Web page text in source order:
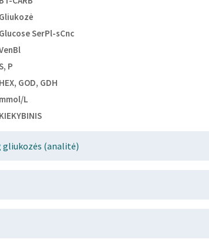
Gliukozė
Glucose SerPl-sCnc
P
HEX, GOD, GDH
mmol/L
KIEKYBINIS
gliukozės (analitė)